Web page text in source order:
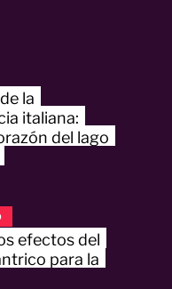
la
italiana:
del lago
efectos del
para la